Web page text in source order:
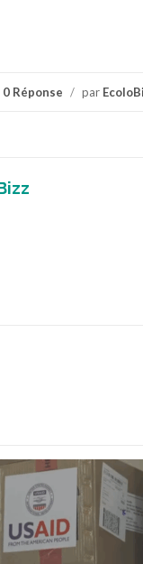
0 Réponse / par